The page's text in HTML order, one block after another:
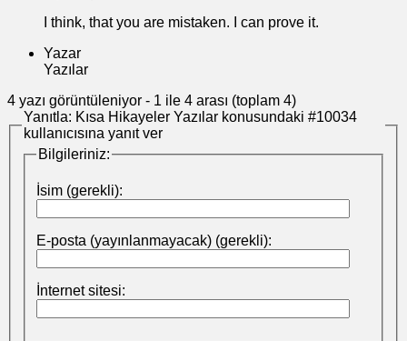
I think, that you are mistaken. I can prove it.
Yazar
Yazılar
4 yazı görüntüleniyor - 1 ile 4 arası (toplam 4)
Yanıtla: Kısa Hikayeler Yazılar konusundaki #10034
kullanıcısına yanıt ver
Bilgileriniz:
İsim (gerekli):
E-posta (yayınlanmayacak) (gerekli):
İnternet sitesi: